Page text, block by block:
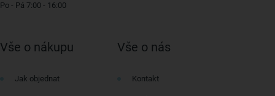
Po - Pá 7:00 - 16:00
Vše o nákupu
Jak objednat
Vše o nás
Kontakt